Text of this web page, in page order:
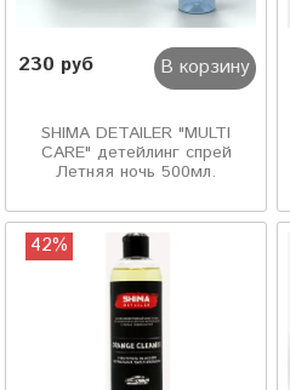
230 руб В корзину
SHIMA DETAILER "MULTI
CARE" детейлинг спрей
Летняя ночь 500мл.
42%